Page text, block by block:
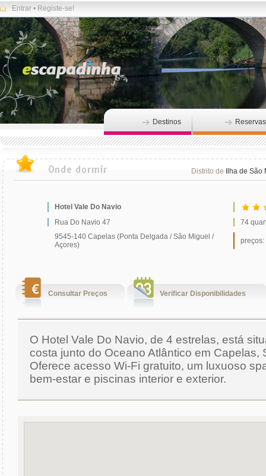
Entrar • Registe-se!
Destinos Reservas
Distrito de Ilha de São
Hotel Vale Do Navio
Rua Do Navio 47
74
9545-140 Capelas (Ponta Delgada / São Miguel /
Açores)
preços:
Consultar Preços Verificar Disponibilidades
O Hotel Vale Do Navio, de 4 estrelas, está
costa junto do Oceano Atlântico em Capelas,
Oferece acesso Wi-Fi gratuito, um luxuoso
bem-estar e piscinas interior e exterior.